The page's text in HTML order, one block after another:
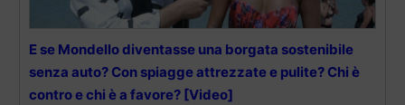
E se Mondello diventasse una borgata sostenibile
senza auto? Con spiagge attrezzate e pulite? Chi è
contro e chi è a favore? [Video]